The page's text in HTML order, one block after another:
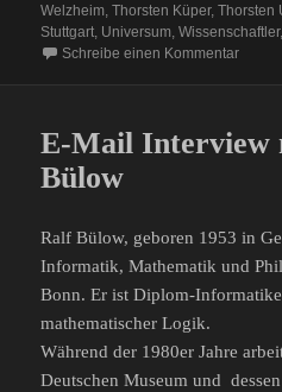
Welzheim ,Thorsten Küper,Thorsten
Stuttgart Universum ,Wissenschaftler
Schreibe einen Kommentarzu
E-Mail Interview
Bülow
Ralf Bülow, geboren 1953 in
Informatik, Mathematik und
Bonn. Er ist Diplom-
mathematischer Logik.
Während der 1980er Jahre
Deutschen Museum und